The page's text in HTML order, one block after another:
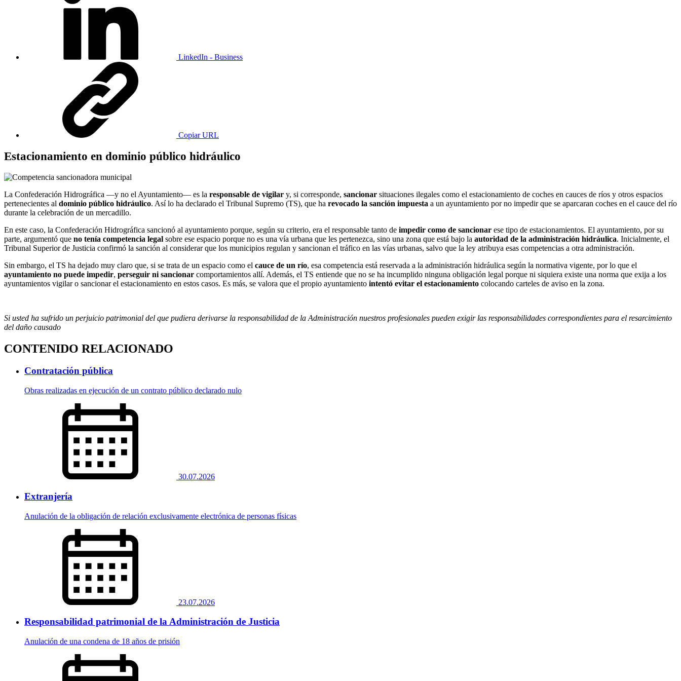
LinkedIn - Business
Copiar URL
Estacionamiento en dominio público hidráulico
La Confederación Hidrográfica —y no el Ayuntamiento— es la responsable de vigilar y, si corresponde, sancionar situaciones ilegales como el estacionamiento de coches en cauces de ríos y otros espacios
pertenecientes al dominio público hidráulico. Así lo ha declarado el Tribunal Supremo (TS), que ha revocado la sanción impuesta a un ayuntamiento por no impedir que se aparcaran coches en el cauce del río
durante la celebración de un mercadillo.
En este caso, la Confederación Hidrográfica sancionó al ayuntamiento porque, según su criterio, era el responsable tanto de impedir como de sancionar ese tipo de estacionamientos. El ayuntamiento, por su
parte, argumentó que no tenía competencia legal sobre ese espacio porque no es una vía urbana que les pertenezca, sino una zona que está bajo la autoridad de la administración hidráulica. Inicialmente, el
Tribunal Superior de Justicia confirmó la sanción al considerar que los municipios regulan y sancionan el tráfico en las vías urbanas, salvo que la ley atribuya esas competencias a otra administración.
Sin embargo, el TS ha dejado muy claro que, si se trata de un espacio como el cauce de un río, esa competencia está reservada a la administración hidráulica según la normativa vigente, por lo que el
ayuntamiento no puede impedir, perseguir ni sancionar comportamientos allí. Además, el TS entiende que no se ha incumplido ninguna obligación legal porque ni siquiera existe una norma que exija a los
ayuntamientos vigilar o sancionar el estacionamiento en estos casos. Es más, se valora que el propio ayuntamiento intentó evitar el estacionamiento colocando carteles de aviso en la zona.
Si usted ha sufrido un perjuicio patrimonial del que pudiera derivarse la responsabilidad de la Administración nuestros profesionales pueden exigir las responsabilidades correspondientes para el resarcimiento
del daño causado
CONTENIDO RELACIONADO
Contratación pública
Obras realizadas en ejecución de un contrato público declarado nulo
30.07.2026
Extranjería
Anulación de la obligación de relación exclusivamente electrónica de personas físicas
23.07.2026
Responsabilidad patrimonial de la Administración de Justicia
Anulación de una condena de 18 años de prisión